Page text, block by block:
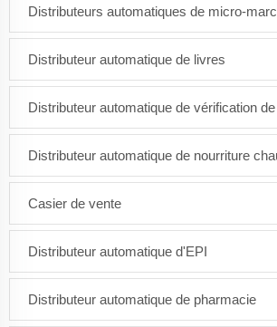
Distributeurs automatiques de micro-
Distributeur automatique de livres
Distributeur automatique de vérification
Distributeur automatique de nourriture
Casier de vente
Distributeur automatique d'EPI
Distributeur automatique de pharmacie